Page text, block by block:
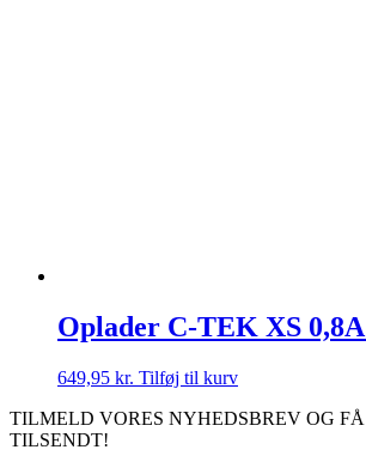
Oplader C-TEK XS
649,95 kr. Tilføj til kurv
TILMELD VORES NYHEDSBREV OG
TILSENDT!